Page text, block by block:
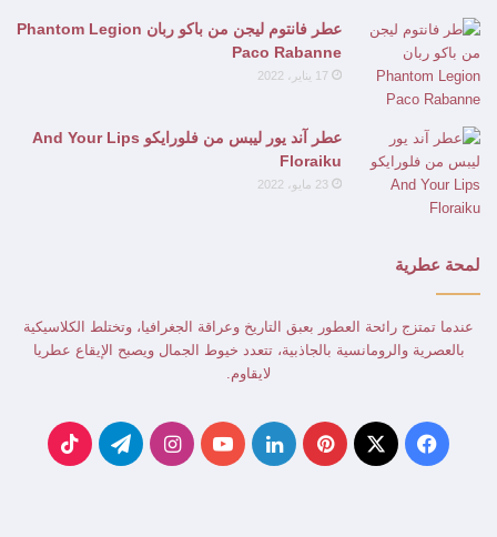
عطر فانتوم ليجن من باكو ربان Phantom Legion
Paco Rabanne
17 يناير، 2022
عطر آند يور ليبس من فلورايكو And Your Lips
Floraiku
23 مايو، 2022
لمحة عطرية
عندما تمتزج رائحة العطور بعبق التاريخ وعراقة الجغرافيا، وتختلط الكلاسيكية
بالعصرية والرومانسية بالجاذبية، تتعدد خيوط الجمال ويصبح الإيقاع عطريا
لايقاوم.
فيسبوك
‫X بينتيريستلينكدإن‫YouTubeانستقرامتيلقرام ‫TikTok